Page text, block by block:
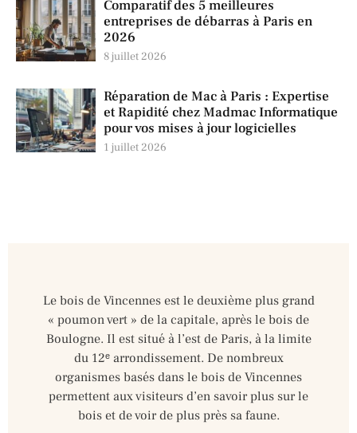
Comparatif des 5 meilleures
entreprises de débarras à Paris en
2026
8 juillet 2026
Réparation de Mac à Paris : Expertise
et Rapidité chez Madmac Informatique
pour vos mises à jour logicielles
1 juillet 2026
Le bois de Vincennes est le deuxième plus grand
« poumon vert » de la capitale, après le bois de
Boulogne. Il est situé à l’est de Paris, à la limite
du 12ᵉ arrondissement. De nombreux
organismes basés dans le bois de Vincennes
permettent aux visiteurs d’en savoir plus sur le
bois et de voir de plus près sa faune.